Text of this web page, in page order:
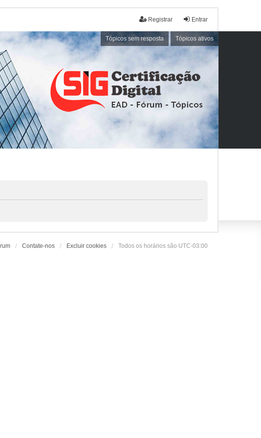
Entrar
Registrar
Tópicos sem resposta Tópicos ativos
Contate-nos Excluir cookies Todos os horários são UTC-03:00